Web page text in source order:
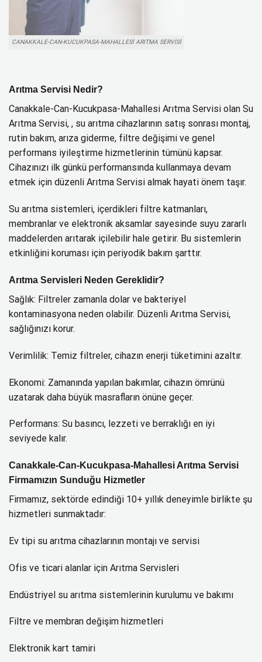
CANAKKALE-CAN-KUCUKPASA-MAHALLESI ARITMA SERVISI
Arıtma Servisi Nedir?
Canakkale-Can-Kucukpasa-Mahallesi Arıtma Servisi olan Su
Arıtma Servisi, , su arıtma cihazlarının satış sonrası montaj,
rutin bakım, arıza giderme, filtre değişimi ve genel
performans iyileştirme hizmetlerinin tümünü kapsar.
Cihazınızı ilk günkü performansında kullanmaya devam
etmek için düzenli Arıtma Servisi almak hayati önem taşır.
Su arıtma sistemleri, içerdikleri filtre katmanları,
membranlar ve elektronik aksamlar sayesinde suyu zararlı
maddelerden arıtarak içilebilir hale getirir. Bu sistemlerin
etkinliğini koruması için periyodik bakım şarttır.
Arıtma Servisleri Neden Gereklidir?
Sağlık: Filtreler zamanla dolar ve bakteriyel
kontaminasyona neden olabilir. Düzenli Arıtma Servisi,
sağlığınızı korur.
Verimlilik: Temiz filtreler, cihazın enerji tüketimini azaltır.
Ekonomi: Zamanında yapılan bakımlar, cihazın ömrünü
uzatarak daha büyük masrafların önüne geçer.
Performans: Su basıncı, lezzeti ve berraklığı en iyi
seviyede kalır.
Canakkale-Can-Kucukpasa-Mahallesi Arıtma Servisi
Firmamızın Sunduğu Hizmetler
Firmamız, sektörde edindiği 10+ yıllık deneyimle birlikte şu
hizmetleri sunmaktadır:
Ev tipi su arıtma cihazlarının montajı ve servisi
Ofis ve ticari alanlar için Arıtma Servisleri
Endüstriyel su arıtma sistemlerinin kurulumu ve bakımı
Filtre ve membran değişim hizmetleri
Elektronik kart tamiri